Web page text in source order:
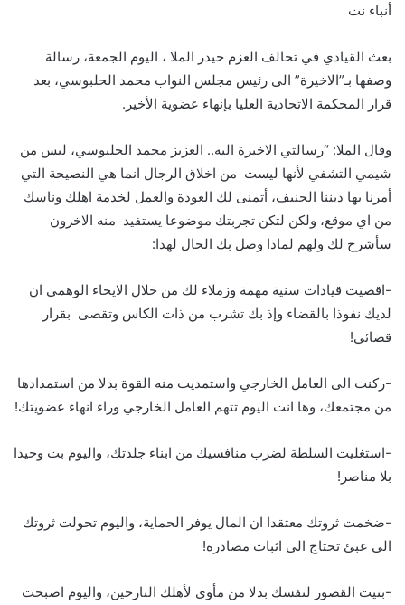
أنباء نت
بعث القيادي في تحالف العزم حيدر الملا ، اليوم الجمعة، رسالة
وصفها بـ”الاخيرة” الى رئيس مجلس النواب محمد الحلبوسي، بعد
قرار المحكمة الاتحادية العليا بإنهاء عضوية الأخير.
وقال الملا: “رسالتي الاخيرة اليه.. العزيز محمد الحلبوسي، ليس من
شيمي التشفي لأنها ليست من اخلاق الرجال انما هي النصيحة التي
أمرنا بها ديننا الحنيف، أتمنى لك العودة والعمل لخدمة اهلك وناسك
من اي موقع، ولكن لتكن تجربتك موضوعا يستفيد منه الاخرون
سأشرح لك ولهم لماذا وصل بك الحال لهذا:
-اقصيت قيادات سنية مهمة وزملاء لك من خلال الايحاء الوهمي ان
لديك نفوذا بالقضاء وإذ بك تشرب من ذات الكاس وتقصى بقرار
قضائي!
-ركنت الى العامل الخارجي واستمديت منه القوة بدلا من استمدادها
من مجتمعك، وها انت اليوم تتهم العامل الخارجي وراء انهاء عضويتك!
-استغليت السلطة لضرب منافسيك من ابناء جلدتك، واليوم بت وحيدا
بلا مناصر!
-ضخمت ثروتك معتقدا ان المال يوفر الحماية، واليوم تحولت ثروتك
الى عبئ تحتاج الى اثبات مصادره!
-بنيت القصور لنفسك بدلا من مأوى لأهلك النازحين، واليوم اصبحت